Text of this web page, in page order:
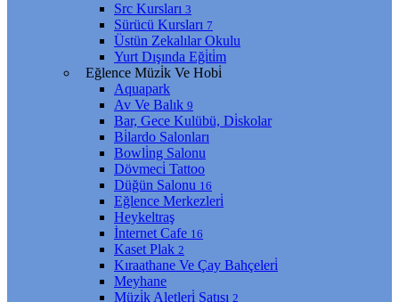
Src Kursları 3
Sürücü Kursları 7
Üstün Zekalılar Okulu
Yurt Dışında Eği̇ti̇m
Eğlence Müzi̇k Ve Hobi̇
Aquapark
Av Ve Balık 9
Bar, Gece Kulübü, Di̇skolar
Bi̇lardo Salonları
Bowli̇ng Salonu
Dövmeci̇ Tattoo
Düğün Salonu 16
Eğlence Merkezleri̇
Heykeltraş
İnternet Cafe 16
Kaset Plak 2
Kıraathane Ve Çay Bahçeleri̇
Meyhane
Müzi̇k Aletleri̇ Satışı 2